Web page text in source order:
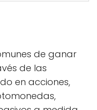
de ganar
de las
en acciones,